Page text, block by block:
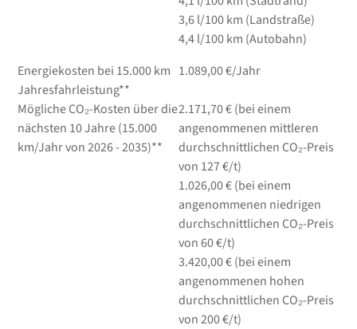
3,6l/100 km (Landstraße)
4,4l/100 km (Autobahn)
Energiekosten bei 15.000 km
Jahresfahrleistung**
1.089,00 €/Jahr
Mögliche CO₂-Kosten über die
nächsten 10 Jahre (15.000
km/Jahr von 2026 - 2035)**
2.171,70 € (bei einem
angenommenen mittleren
durchschnittlichen CO₂-Preis
von 127 €/t)
1.026,00 € (bei einem
angenommenen niedrigen
durchschnittlichen CO₂-Preis
von 60 €/t)
3.420,00 € (bei einem
angenommenen hohen
durchschnittlichen CO₂-Preis
von 200 €/t)